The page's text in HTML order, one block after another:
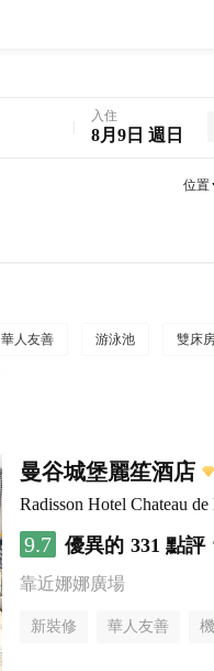
入住
8月9日 週日
位置
華人友善 游泳池 雙床
曼谷城堡麗笙酒店
Radisson Hotel Chateau
9.7 優異的 331 點評
靠近娜娜廣場
新裝修 華人友善